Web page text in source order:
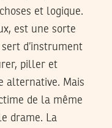
et logique.
est une sorte
d’instrument
piller et
alternative. Mais
de la même
drame. La